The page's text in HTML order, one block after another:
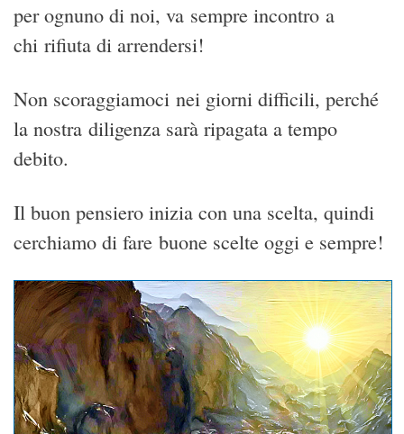
per ognuno di noi, va sempre incontro a
chi rifiuta di arrendersi!
Non scoraggiamoci nei giorni difficili, perché
la nostra diligenza sarà ripagata a tempo
debito.
Il buon pensiero inizia con una scelta, quindi
cerchiamo di fare buone scelte oggi e sempre!